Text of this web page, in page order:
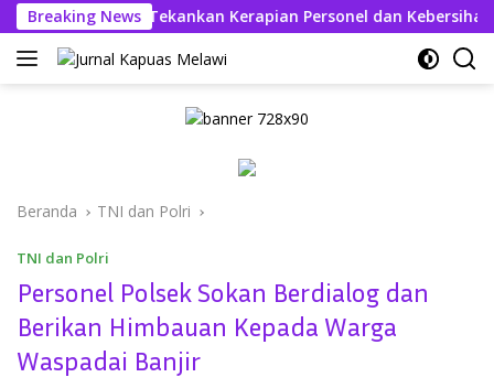
Langsung
ke
konten
Breaking News
Kahfi Tekankan Kerapian Personel dan Kebersihan
Beranda TNI dan Polri
TNI dan Polri
Personel Polsek Sokan Berdialog dan
Berikan Himbauan Kepada Warga
Waspadai Banjir